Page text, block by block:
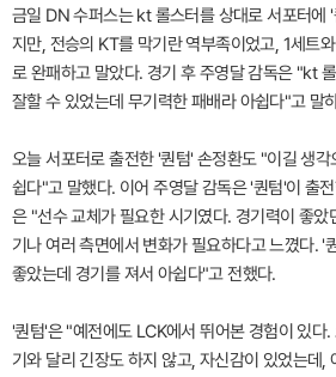
금일 DN 수퍼스는 kt 롤스터를 상대로 서포터에
지만, 전승의 KT를 막기란 역부족이었고, 1세트
로 완패하고 말았다. 경기 후 주영달 감독은 "kt
잘할 수 있었는데 무기력한 패배라 아쉽다"고 말
오늘 서포터로 출전한 '퀀텀' 손정환도 "이길 생
쉽다"고 말했다. 이어 주영달 감독은 '퀀텀'이 출
은 "선수 교체가 필요한 시기였다. 경기력이 좋았
기나 여러 측면에서 변화가 필요하다고 느꼈다. '
좋았는데 경기를 져서 아쉽다"고 전했다.
'퀀텀'은 "예전에도 LCK에서 뛰어본 경험이 있다
기와 달리 긴장도 하지 않고, 자신감이 있었는데,